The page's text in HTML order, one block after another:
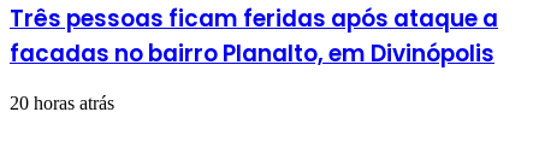
Três pessoas ficam feridas após ataque a
facadas no bairro Planalto, em Divinópolis
20 horas atrás